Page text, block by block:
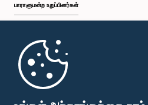
பாராளுமன்ற உறுப்பினர்கள்
முதற்பக்கம்
பாராளுமன்ற கையடக்க செயலி